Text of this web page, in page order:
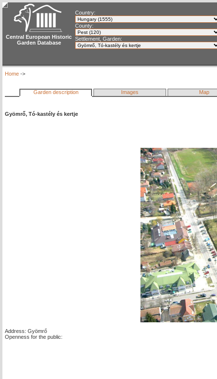
Central European Historic
Garden Database
Country:
County:
Settlement, Garden:
Home ->
Garden description Images Map
Gyömrő, Tó-kastély és kertje
Address: Gyömrő
Openness for the public: